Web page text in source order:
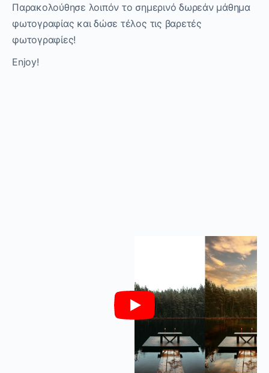
Παρακολούθησε λοιπόν το σημερινό δωρεάν μάθημα
φωτογραφίας και δώσε τέλος τις βαρετές
φωτογραφίες!
Enjoy!